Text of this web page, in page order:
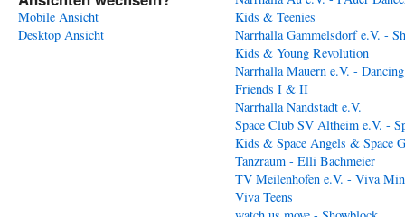
Mobile Ansicht
Desktop Ansicht
Kids & Teenies
Narrhalla Gammelsdorf e.V. -
Kids & Young Revolution
Narrhalla Mauern e.V. - Dancing
Friends I & II
Narrhalla Nandstadt e.V.
Space Club SV Altheim e.V. -
Kids & Space Angels & Space
Tanzraum - Elli Bachmeier
TV Meilenhofen e.V. - Viva
Viva Teens